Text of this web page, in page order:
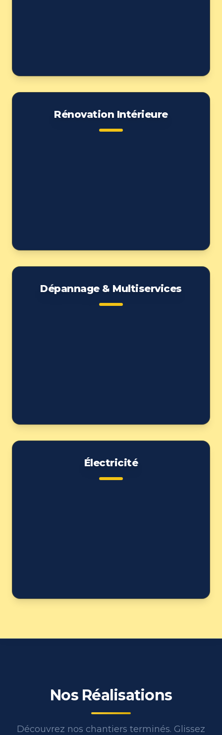
Rénovation Intérieure
Dépannage & Multiservices
Électricité
Nos Réalisations
Découvrez nos chantiers terminés. Glissez